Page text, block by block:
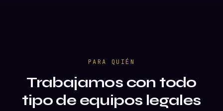
PARA QUIÉN
Trabajamos con todo
tipo de equipos legales